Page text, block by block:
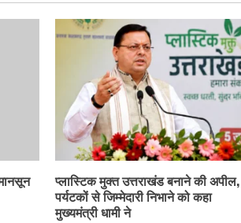
प्लास्टिक मुक्त उत्तराखंड बनाने की अपील,
पर्यटकों से जिम्मेदारी निभाने को कहा
मुख्यमंत्री धामी ने